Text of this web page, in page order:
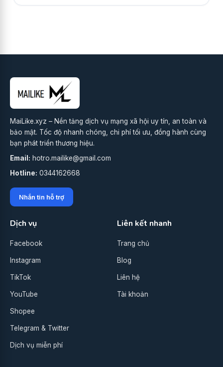
MaiLike.xyz – Nền tảng dịch vụ mạng xã hội uy tín, an toàn và
bảo mật. Tốc độ nhanh chóng, chi phí tối ưu, đồng hành cùng
bạn phát triển thương hiệu.
Email: hotro.mailike@gmail.com
Hotline: 0344162668
Nhắn tin hỗ trợ
Dịch vụ
Facebook
Instagram
TikTok
YouTube
Shopee
Telegram & Twitter
Dịch vụ miễn phí
Liên kết nhanh
Trang chủ
Blog
Liên hệ
Tài khoản